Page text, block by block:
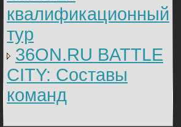
квалификационный
тур
36ON.RU BATTLE
CITY: Составы
команд